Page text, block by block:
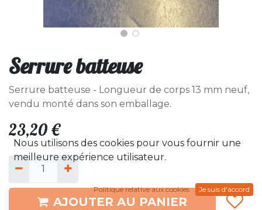
Serrure batteuse
Serrure batteuse - Longueur de corps 13 mm neuf,
vendu monté dans son emballage.
23,20 €
AJOUTER AU PANIER
Nous utilisons des cookies pour vous fournir une
meilleure expérience utilisateur.
Politique relative aux cookies Je suis d'accord